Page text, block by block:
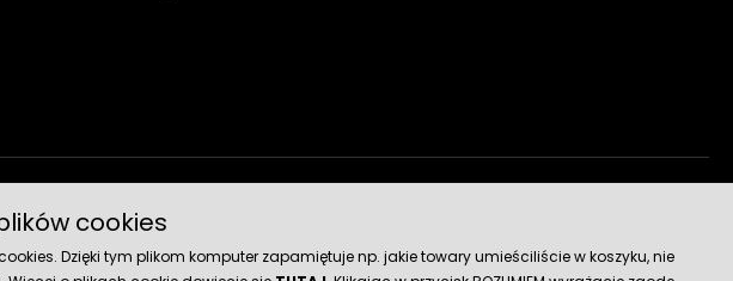
Metody dostawy
cookies
Dzięki tym plikom komputer zapamiętuje np. jakie towary umieściliście w koszyku, nie